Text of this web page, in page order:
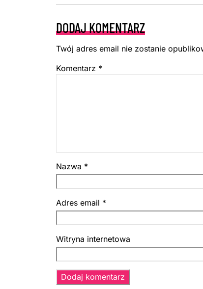
DODAJ KOMENTARZ
Twój adres email nie zostanie
Komentarz *
Nazwa *
Adres email *
Witryna internetowa